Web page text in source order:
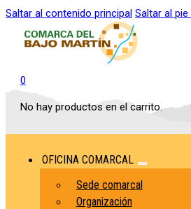
Saltar al contenido principal Saltar al
0
No hay productos en el carrito.
OFICINA COMARCAL
Sede comarcal
Organización